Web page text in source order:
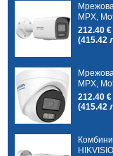
MPX,
212.40 €
(415.42
MPX,
212.40 €
(415.42